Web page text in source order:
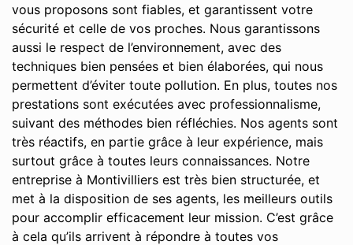
vous proposons sont fiables, et garantissent votre
sécurité et celle de vos proches. Nous garantissons
aussi le respect de l’environnement, avec des
techniques bien pensées et bien élaborées, qui nous
permettent d’éviter toute pollution. En plus, toutes nos
prestations sont exécutées avec professionnalisme,
suivant des méthodes bien réfléchies. Nos agents sont
très réactifs, en partie grâce à leur expérience, mais
surtout grâce à toutes leurs connaissances. Notre
entreprise à Montivilliers est très bien structurée, et
met à la disposition de ses agents, les meilleurs outils
pour accomplir efficacement leur mission. C’est grâce
à cela qu’ils arrivent à répondre à toutes vos